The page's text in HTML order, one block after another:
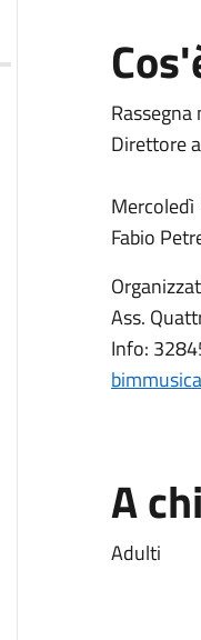
Direttore
Fabio
Ass.
Info:
A
Adulti